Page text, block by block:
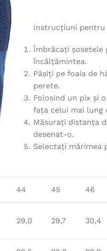
Instrucțiuni pentru
Îmbrăcați
încălțămintea.
Pășiți pe foaia de
perete.
Folosind un pix și
fața celui mai lung
Măsurați distanța
desenat-o.
Selectați mărimea
44 45 46
29,0 29,7 30,4